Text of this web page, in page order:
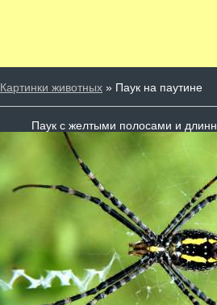
Картинки животных » Паук на паутине
Паук с желтыми полосами и